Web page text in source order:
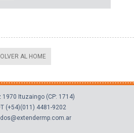
AL HOME
1970 Ituzaingo (CP: 1714)
(+54)(011) 4481-9202